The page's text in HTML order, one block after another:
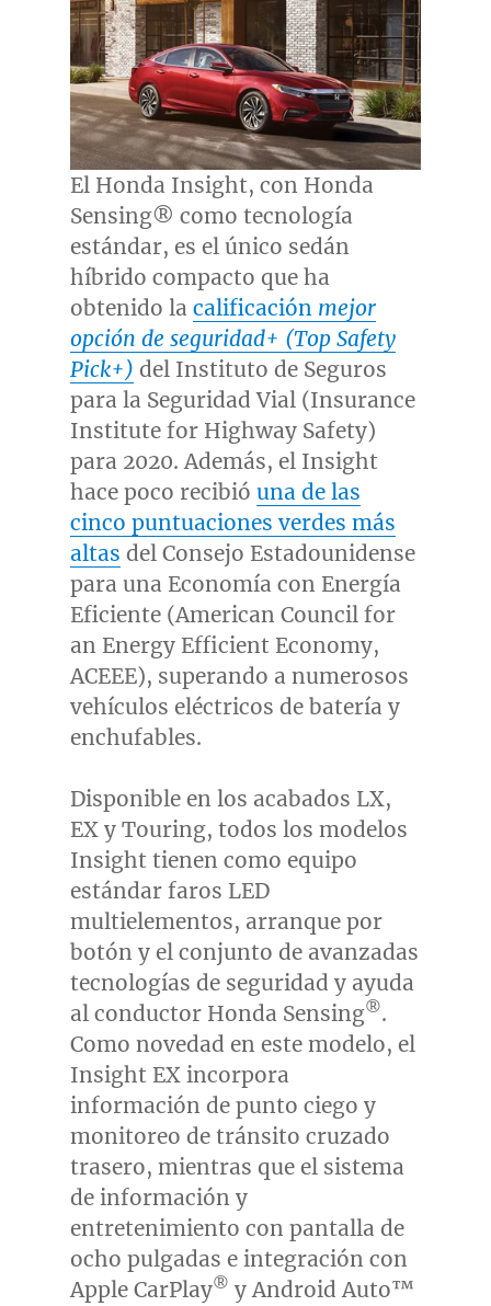
El Honda Insight, con Honda
Sensing® como tecnología
estándar, es el único sedán
híbrido compacto que ha
obtenido la calificación mejor
opción de seguridad+ (Top Safety
Pick+) del Instituto de Seguros
para la Seguridad Vial (Insurance
Institute for Highway Safety)
para 2020. Además, el Insight
hace poco recibió una de las
cinco puntuaciones verdes más
altas del Consejo Estadounidense
para una Economía con Energía
Eficiente (American Council for
an Energy Efficient Economy,
ACEEE), superando a numerosos
vehículos eléctricos de batería y
enchufables.
Disponible en los acabados LX,
EX y Touring, todos los modelos
Insight tienen como equipo
estándar faros LED
multielementos, arranque por
botón y el conjunto de avanzadas
tecnologías de seguridad y ayuda
al conductor Honda Sensing®.
Como novedad en este modelo, el
Insight EX incorpora
información de punto ciego y
monitoreo de tránsito cruzado
trasero, mientras que el sistema
de información y
entretenimiento con pantalla de
ocho pulgadas e integración con
Apple CarPlay® y Android Auto™